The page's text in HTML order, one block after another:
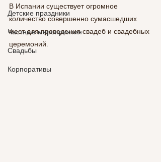
Детские праздники
Частные мероприятия
Свадьбы
Корпоративы
В Испании существует огромное
количество совершенно сумасшедших
мест для проведения свадеб и свадебных
церемоний.